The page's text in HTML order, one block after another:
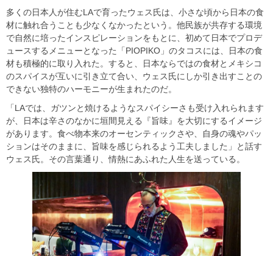
多くの日本人が住むLAで育ったウェス氏は、小さな頃から日本の食
材に触れ合うことも少なくなかったという。他民族が共存する環境
で自然に培ったインスピレーションをもとに、初めて日本でプロデ
ュースするメニューとなった「PIOPIKO」のタコスには、日本の食
材も積極的に取り入れた。すると、日本ならではの食材とメキシコ
のスパイスが互いに引き立て合い、ウェス氏にしか引き出すことの
できない独特のハーモニーが生まれたのだ。
「LAでは、ガツンと焼けるようなスパイシーさも受け入れられます
が、日本は辛さのなかに垣間見える『旨味』を大切にするイメージ
があります。食べ物本来のオーセンティックさや、自身の魂やパッ
ションはそのままに、旨味を感じられるよう工夫しました」と話す
ウェス氏。その言葉通り、情熱にあふれた人生を送っている。